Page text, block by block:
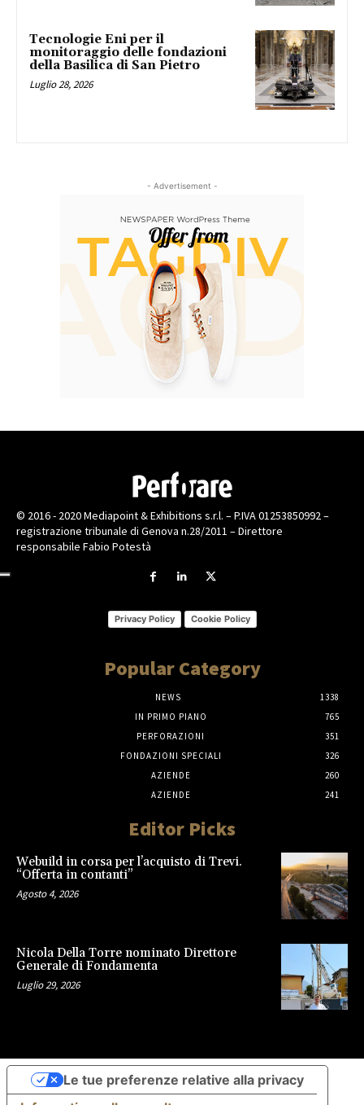
Tecnologie Eni per il
monitoraggio delle fondazioni
della Basilica di San Pietro
Luglio 28, 2026
- Advertisement -
© 2016 - 2020 Mediapoint & Exhibitions s.r.l. – P.IVA 01253850992 –
registrazione tribunale di Genova n.28/2011 – Direttore
responsabile Fabio Potestà
Privacy Policy Cookie Policy
Popular Category
NEWS
1338
IN PRIMO PIANO
765
PERFORAZIONI
351
FONDAZIONI SPECIALI
326
AZIENDE
260
AZIENDE
241
Editor Picks
Webuild in corsa per l’acquisto di Trevi.
“Offerta in contanti”
Agosto 4, 2026
Nicola Della Torre nominato Direttore
Generale di Fondamenta
Luglio 29, 2026
Le tue preferenze relative alla privacy